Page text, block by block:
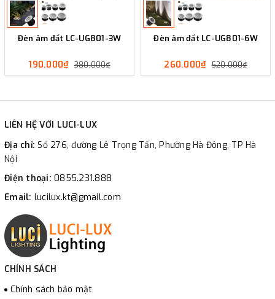
Đèn âm đất LC-UG801-3W
190.000₫ 380.000₫
Đèn âm đất LC-UG801-6W
260.000₫ 520.000₫
LIÊN HỆ VỚI LUCI-LUX
Địa chỉ:Số 276, đường Lê Trọng Tấn, Phường Hà Đông, TP Hà
Nội
Điện thoại: 0855.231.888
Email: lucilux.kt@gmail.com
CHÍNH SÁCH
Chính sách bảo mật